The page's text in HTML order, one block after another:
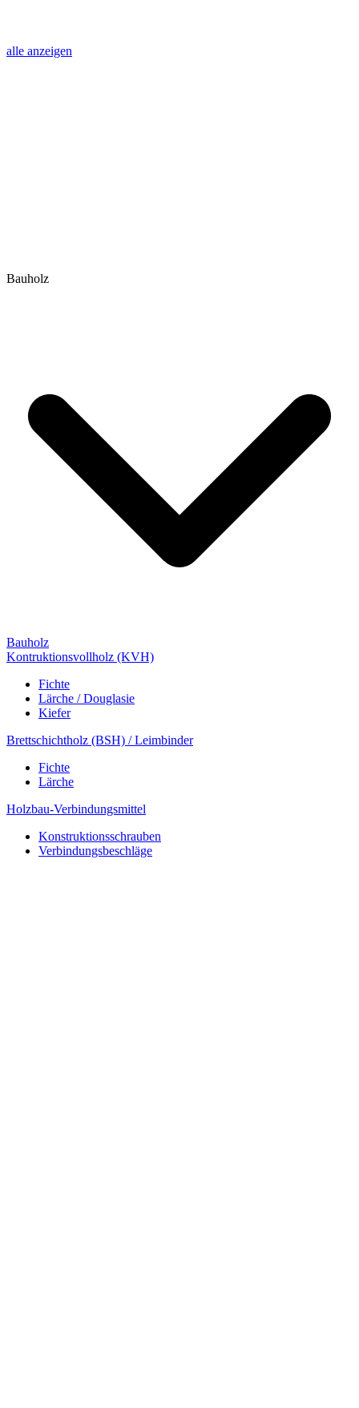
alle anzeigen
Bauholz
Bauholz
Kontruktionsvollholz (KVH)
Fichte
Lärche / Douglasie
Kiefer
Brettschichtholz (BSH) / Leimbinder
Fichte
Lärche
Holzbau-Verbindungsmittel
Konstruktionsschrauben
Verbindungsbeschläge